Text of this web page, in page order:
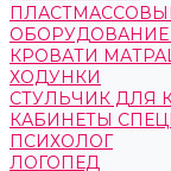
ОБОРУДОВАНИЕ
КРОВАТИ
ХОДУНКИ
СТУЛЬЧИК ДЛЯ
КАБИНЕТЫ
ПСИХОЛОГ
ЛОГОПЕД